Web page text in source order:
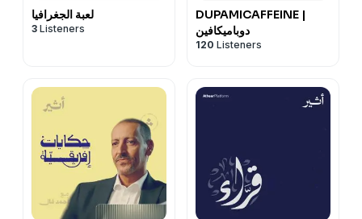
لعبة الجغرافيا
3 Listeners
DUPAMICAFFEINE |
دوباميكافين
120 Listeners